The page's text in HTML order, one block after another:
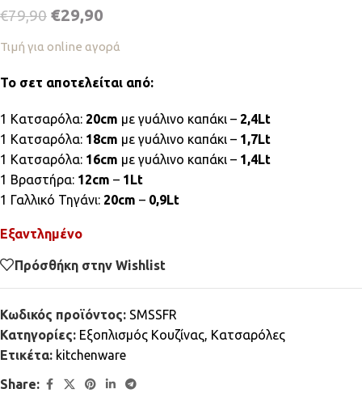
€79,90 €29,90
Τιμή για online αγορά
Το σετ αποτελείται από:
1 Κατσαρόλα: 20cm με γυάλινο καπάκι – 2,4Lt
1 Κατσαρόλα: 18cm με γυάλινο καπάκι – 1,7Lt
1 Κατσαρόλα: 16cm με γυάλινο καπάκι – 1,4Lt
1 Βραστήρα: 12cm – 1Lt
1 Γαλλικό Τηγάνι: 20cm – 0,9Lt
Εξαντλημένο
Πρόσθήκη στην Wishlist
Κωδικός προϊόντος: SMSSFR
Κατηγορίες: Εξοπλισμός Κουζίνας, Κατσαρόλες
Ετικέτα: kitchenware
Share: